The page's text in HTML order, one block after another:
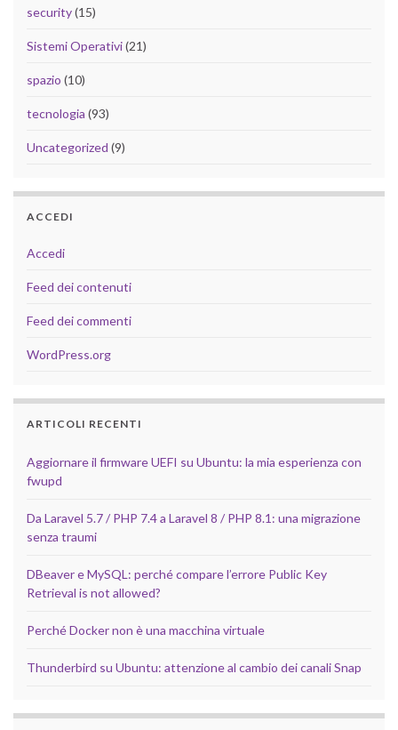
security(15)
Sistemi Operativi(21)
spazio (10)
tecnologia (93)
Uncategorized (9)
ACCEDI
Accedi
Feed dei contenuti
Feed dei commenti
WordPress.org
ARTICOLI RECENTI
Aggiornare il firmware UEFI su Ubuntu: la mia esperienza con
fwupd
Da Laravel 5.7 / PHP 7.4 a Laravel 8 / PHP 8.1: una migrazione
senza traumi
DBeaver e MySQL: perché compare l’errore Public Key
Retrieval is not allowed?
Perché Docker non è una macchina virtuale
Thunderbird su Ubuntu: attenzione al cambio dei canali Snap